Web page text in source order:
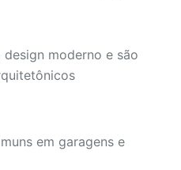
design moderno e são
em garagens e